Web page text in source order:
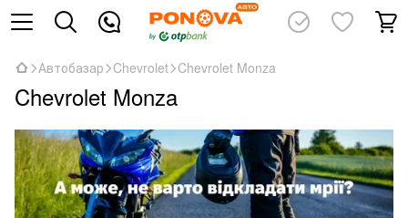
Автобазар Chevrolet Chevrolet Monza
Chevrolet Monza